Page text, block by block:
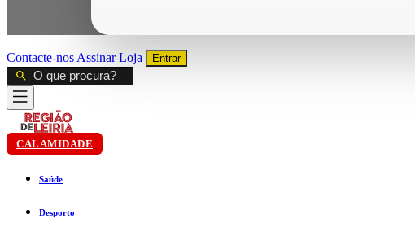
Contacte-nos AssinarLoja Entrar
CALAMIDADE
Saúde
Desporto